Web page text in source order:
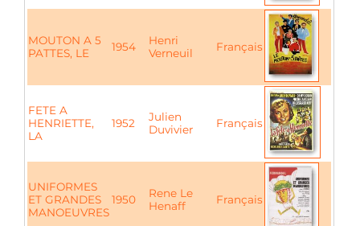
MOUTON A 5
PATTES, LE
1954
Henri
Verneuil
Français
FETE A
HENRIETTE,
LA
1952
Julien
Duvivier
Français
UNIFORMES
ET GRANDES
MANOEUVRES
1950
Rene Le
Henaff
Français